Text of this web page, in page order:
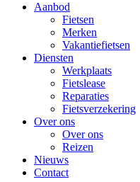
Aanbod
Fietsen
Merken
Vakantiefietsen
Diensten
Werkplaats
Fietslease
Reparaties
Fietsverzekering
Over ons
Over ons
Reizen
Nieuws
Contact